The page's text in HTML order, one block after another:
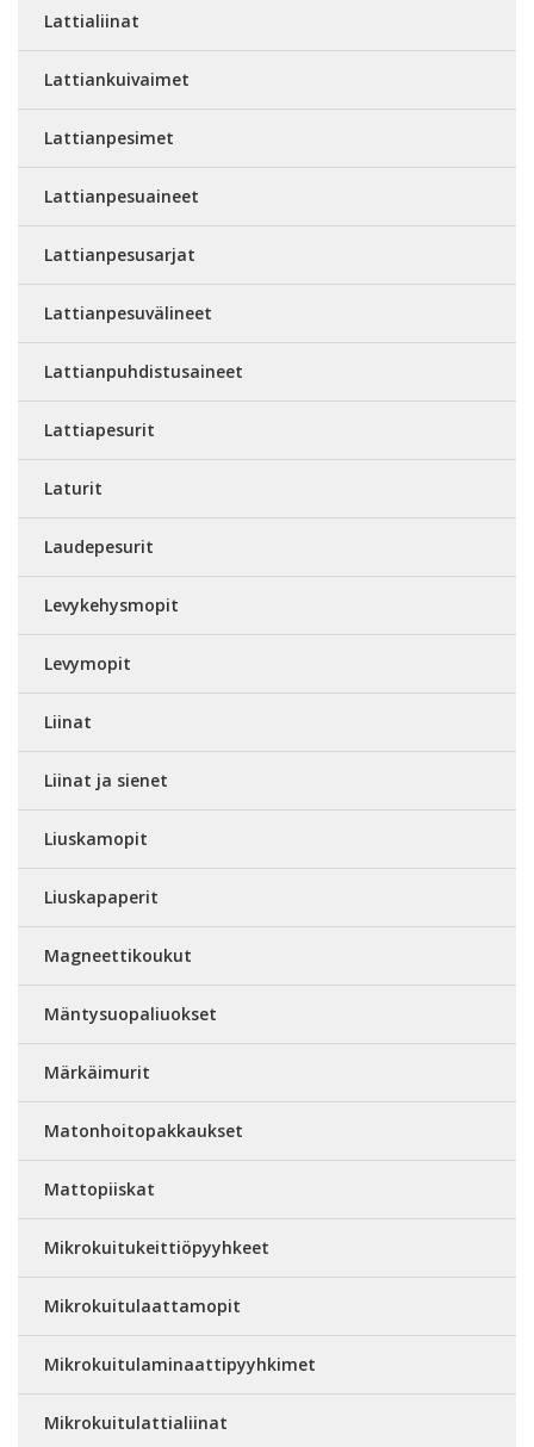
Lattialiinat
Lattiankuivaimet
Lattianpesimet
Lattianpesuaineet
Lattianpesusarjat
Lattianpesuvälineet
Lattianpuhdistusaineet
Lattiapesurit
Laturit
Laudepesurit
Levykehysmopit
Levymopit
Liinat
Liinat ja sienet
Liuskamopit
Liuskapaperit
Magneettikoukut
Mäntysuopaliuokset
Märkäimurit
Matonhoitopakkaukset
Mattopiiskat
Mikrokuitukeittiöpyyhkeet
Mikrokuitulaattamopit
Mikrokuitulaminaattipyyhkimet
Mikrokuitulattialiinat